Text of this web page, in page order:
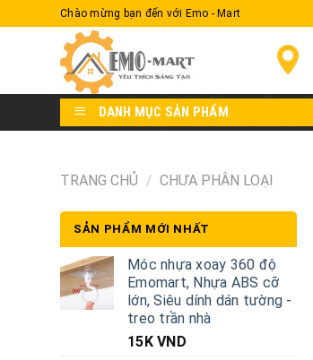
to
Chào mừng bạn đến với Emo - Mart
DANH MỤC SẢN PHẨM
TRANG CHỦ / CHƯA PHÂN LOẠI
SẢN PHẨM MỚI NHẤT
Móc nhựa xoay 360 độ
Emomart, Nhựa ABS cỡ
lớn, Siêu dính dán tường -
treo trần nhà
15K VND